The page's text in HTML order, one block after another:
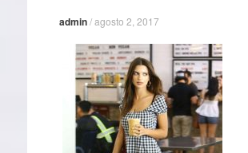
admin/agosto 2, 2017